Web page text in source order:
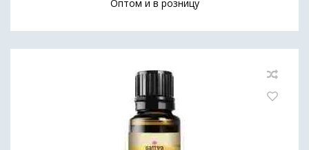
Оптом и в розницу